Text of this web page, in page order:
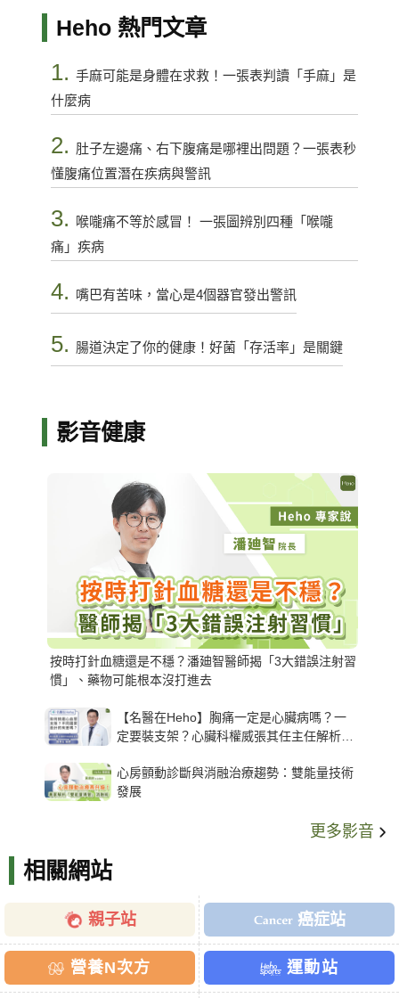
Heho 熱門文章
1. 手麻可能是身體在求救！一張表判讀「手麻」是
什麼病
2. 肚子左邊痛、右下腹痛是哪裡出問題？一張表秒
懂腹痛位置潛在疾病與警訊
3.
喉嚨痛不等於感冒！ 一張圖辨別四種「喉嚨
痛」疾病
4. 嘴巴有苦味，當心是4個器官發出警訊
5. 腸道決定了你的健康！好菌「存活率」是關鍵
影音健康
按時打針血糖還是不穩？潘廸智醫師揭「3大錯誤注射習
慣」、藥物可能根本沒打進去
【名醫在Heho】胸痛一定是心臟病嗎？一
定要裝支架？心臟科權威張其任主任解析支
心房顫動診斷與消融治療趨勢：雙能量技術
發展
更多影音
相關網站
親子站 癌症站
營養N次方 運動站